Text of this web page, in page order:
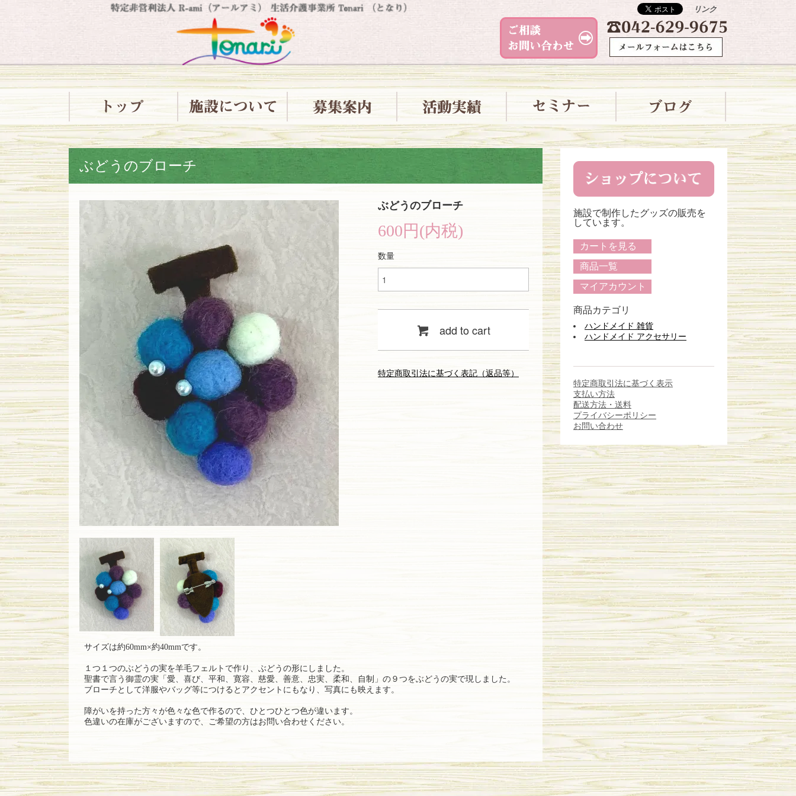
リンク
ぶどうのブローチ
ぶどうのブローチ
600円(内税)
数量
add to cart
特定商取引法に基づく表記（返品等）
サイズは約60mm×約40mmです。
１つ１つのぶどうの実を羊毛フェルトで作り、ぶどうの形にしました。
聖書で言う御霊の実「愛、喜び、平和、寛容、慈愛、善意、忠実、柔和、自制」の９つをぶどうの実で現しました。
ブローチとして洋服やバッグ等につけるとアクセントにもなり、写真にも映えます。
障がいを持った方々が色々な色で作るので、ひとつひとつ色が違います。
色違いの在庫がございますので、ご希望の方はお問い合わせください。
施設で制作したグッズの販売を
しています。
カートを見る
商品一覧
マイアカウント
商品カテゴリ
ハンドメイド 雑貨
ハンドメイド アクセサリー
特定商取引法に基づく表示
支払い方法
配送方法・送料
プライバシーポリシー
お問い合わせ